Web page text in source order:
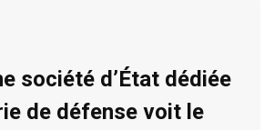
société d’État dédiée
de défense voit le